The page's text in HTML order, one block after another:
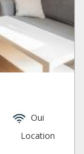
Oui
Location